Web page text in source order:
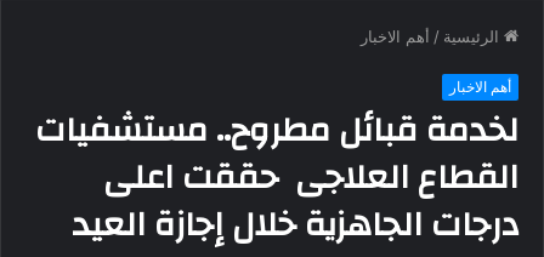
الرئيسية / أهم الاخبار
أهم الاخبار
لخدمة قبائل مطروح.. مستشفيات
القطاع العلاجى حققت اعلى
درجات الجاهزية خلال إجازة العيد